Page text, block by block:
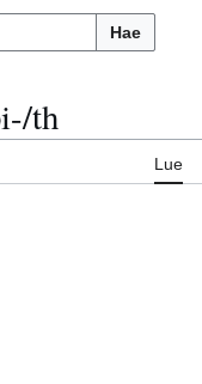
Hae
th
Lue